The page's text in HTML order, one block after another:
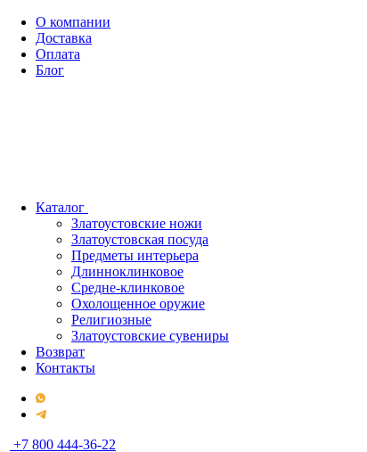
О компании
Доставка
Оплата
Блог
Каталог
Златоустовские ножи
Златоустовская посуда
Предметы интерьера
Длинноклинковое
Средне-клинковое
Охолощенное оружие
Религиозные
Златоустовские сувениры
Возврат
Контакты
+7 800 444-36-22